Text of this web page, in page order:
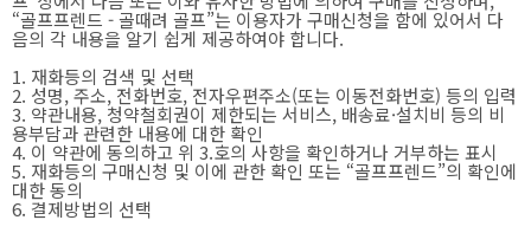
“골프프렌드 - 골때려 골프”는 이용자가 구매신청을 함에 있어서 다
음의 각 내용을 알기 쉽게 제공하여야 합니다.
1. 재화등의 검색 및 선택
2. 성명, 주소, 전화번호, 전자우편주소(또는 이동전화번호) 등의 입력
3. 약관내용, 청약철회권이 제한되는 서비스, 배송료·설치비 등의 비
용부담과 관련한 내용에 대한 확인
4. 이 약관에 동의하고 위 3.호의 사항을 확인하거나 거부하는 표시
5. 재화등의 구매신청 및 이에 관한 확인 또는 “골프프렌드”의 확인에
대한 동의
6. 결제방법의 선택